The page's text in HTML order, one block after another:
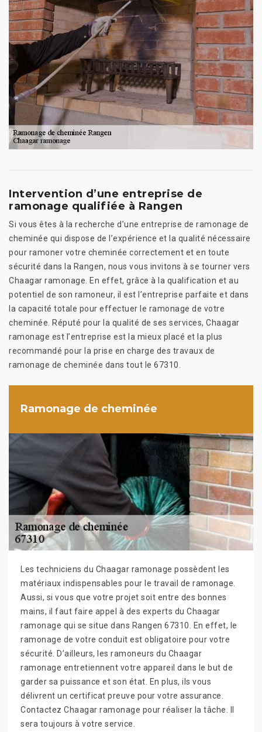
Intervention d’une entreprise de
ramonage qualifiée à Rangen
Si vous êtes à la recherche d’une entreprise de ramonage de
cheminée qui dispose de l’expérience et la qualité nécessaire
pour ramoner votre cheminée correctement et en toute
sécurité dans la Rangen, nous vous invitons à se tourner vers
Chaagar ramonage. En effet, grâce à la qualification et au
potentiel de son ramoneur, il est l’entreprise parfaite et dans
la capacité totale pour effectuer le ramonage de votre
cheminée. Réputé pour la qualité de ses services, Chaagar
ramonage est l’entreprise est la mieux placé et la plus
recommandé pour la prise en charge des travaux de
ramonage de cheminée dans tout le 67310.
Ramonage de cheminée
Les techniciens du Chaagar ramonage possèdent les
matériaux indispensables pour le travail de ramonage.
Aussi, si vous que votre projet soit entre des bonnes
mains, il faut faire appel à des experts du Chaagar
ramonage qui se situe dans Rangen 67310. En effet, le
ramonage de votre conduit est obligatoire pour votre
sécurité. D’ailleurs, les ramoneurs du Chaagar
ramonage entretiennent votre appareil dans le but de
garder sa puissance et son état. En plus, ils vous
délivrent un certificat preuve pour votre assurance.
Contactez Chaagar ramonage pour réaliser la tâche. Il
sera toujours à votre service.